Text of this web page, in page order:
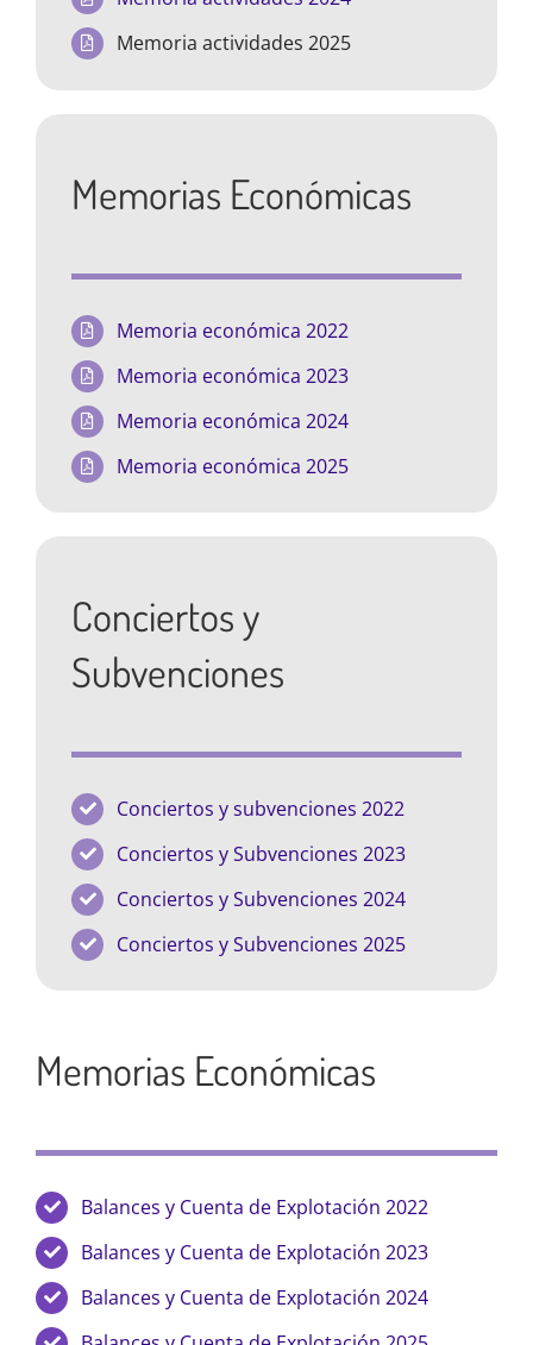
Memoria actividades 2025
Memorias Económicas
Memoria económica 2022
Memoria económica 2023
Memoria económica 2024
Memoria económica 2025
Conciertos y
Subvenciones
Conciertos y subvenciones 2022
Conciertos y Subvenciones 2023
Conciertos y Subvenciones 2024
Conciertos y Subvenciones 2025
Memorias Económicas
Balances y Cuenta de Explotación 2022
Balances y Cuenta de Explotación 2023
Balances y Cuenta de Explotación 2024